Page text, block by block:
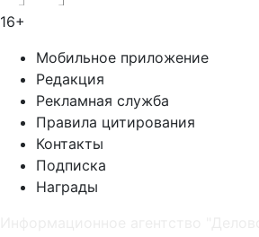
16+
Мобильное приложение
Редакция
Рекламная служба
Правила цитирования
Контакты
Подписка
Награды